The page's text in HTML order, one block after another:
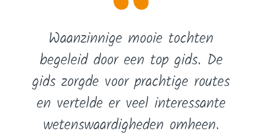
Waanzinnige mooie tochten
begeleid door een top gids. De
gids zorgde voor prachtige routes
en vertelde er veel interessante
wetenswaardigheden omheen.